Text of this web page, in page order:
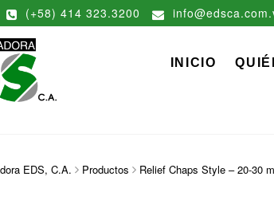
(+58) 414 323.3200
INICIO
EDS, C.A. Productos Relief Chaps Style – 20-30